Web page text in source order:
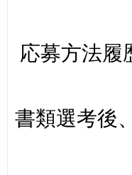
応募方法履
書類選考後